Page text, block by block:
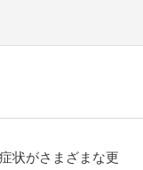
状がさまざまな更